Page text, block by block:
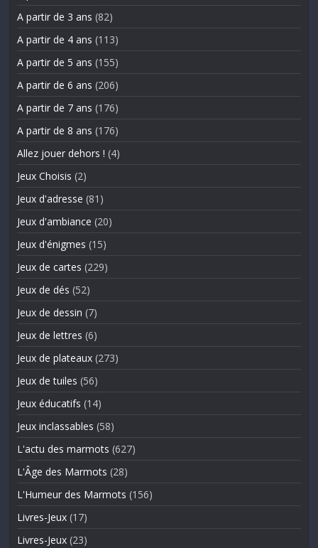
A partir de 3 ans (82)
A partir de 4 ans (113)
A partir de 5 ans (155)
A partir de 6 ans (206)
A partir de 7 ans (176)
A partir de 8 ans (176)
Allez jouer dehors ! (4)
Jeux Choisis (2)
Jeux d'adresse (81)
Jeux d'ambiance (20)
Jeux d'énigmes (15)
Jeux de cartes (229)
Jeux de dés (52)
Jeux de dessin (7)
Jeux de lettres (6)
Jeux de plateaux (273)
Jeux de tuiles (56)
Jeux éducatifs (14)
Jeux inclassables (58)
L'actu des marmots (627)
L'Âge des Marmots (28)
L'Humeur des Marmots (156)
Livres-Jeux (17)
Livres-Jeux (23)